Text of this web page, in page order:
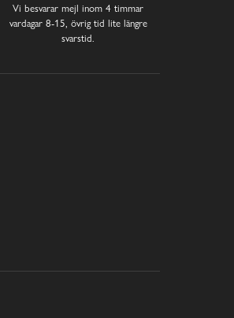
Vi besvarar mejl inom 4 timmar
vardagar 8-15, övrig tid lite längre
svarstid.